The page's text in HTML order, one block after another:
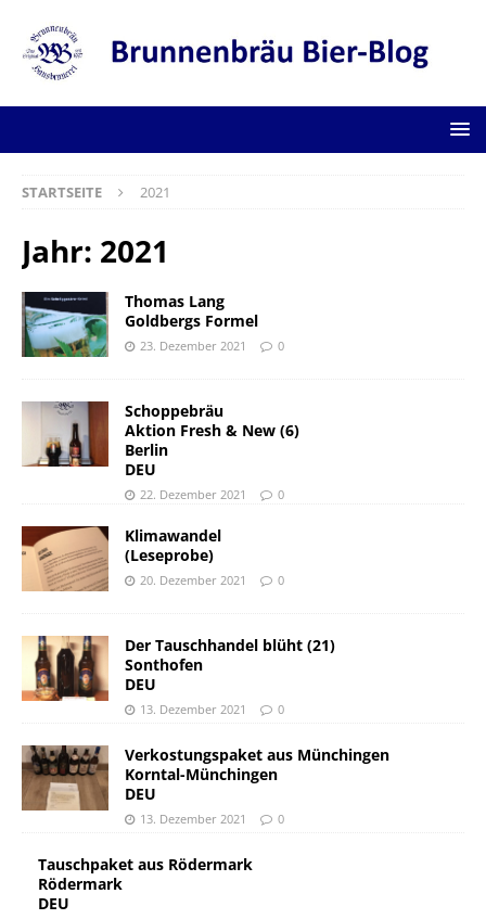
STARTSEITE 2021
Jahr: 2021
Thomas Lang
Goldbergs Formel
23. Dezember 2021 0
Schoppebräu
Aktion Fresh & New (6)
Berlin
DEU
22. Dezember 2021 0
Klimawandel
(Leseprobe)
20. Dezember 2021 0
Der Tauschhandel blüht (21)
Sonthofen
DEU
13. Dezember 2021 0
Verkostungspaket aus Münchingen
Korntal-Münchingen
DEU
13. Dezember 2021 0
Tauschpaket aus Rödermark
Rödermark
DEU